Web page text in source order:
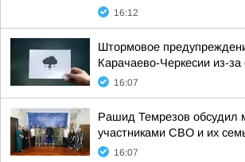
16:12
Штормовое
Карачаево-Черкесии из-
16:07
Рашид Темрезов обсудил
участниками СВО и их
16:07